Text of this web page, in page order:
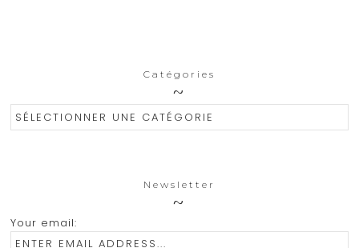
Catégories
Catégories
Newsletter
Your email: